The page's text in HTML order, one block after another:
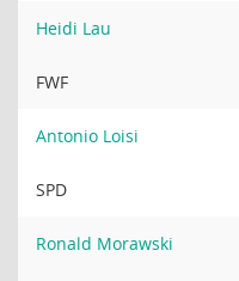
Heidi Lau
FWF
Antonio Loisi
SPD
Ronald Morawski